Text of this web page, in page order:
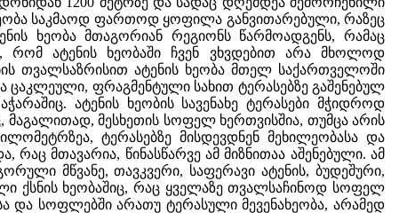
საკმაოდ ფართოდ ყოფილა განვითარებული, რაზეც
ხეობა მთაგორიან რეგიონს წარმოადგენს, რამაც
რომ ატენის ხეობაში ჩვენ ვხვდებით არა მხოლოდ
თვალსაზრისით ატენის ხეობა მთელ საქართველოში
ცაკლეული, ფრაგმენტული სახით ტერასებზე გაშენებულ
ატენის ხეობის სავენახე ტერასები მჭიდროდ
მესხეთის სოფელ ხერთვისშია, თუმცა არის
ტერასებზე მისდევდნენ მეხილეობასა და
რაც მთავარია, წინასწარვე ამ მიზნითაა აშენებული. ამ
მწვანე, თავკვერი, საფერავი ატენის, ბუდეშური,
ქსნის ხეობაშიც, რაც ყველაზე თვალსაჩინოდ სოფელ
და სოფლებში არათუ ტერასული მევენახეობა, არამედ